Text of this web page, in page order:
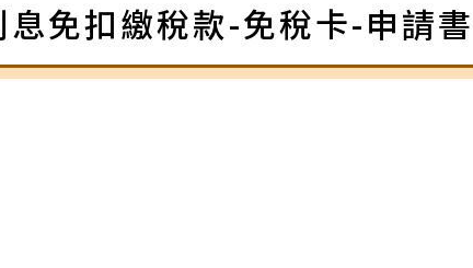
免扣繳稅款-免稅卡-申請書